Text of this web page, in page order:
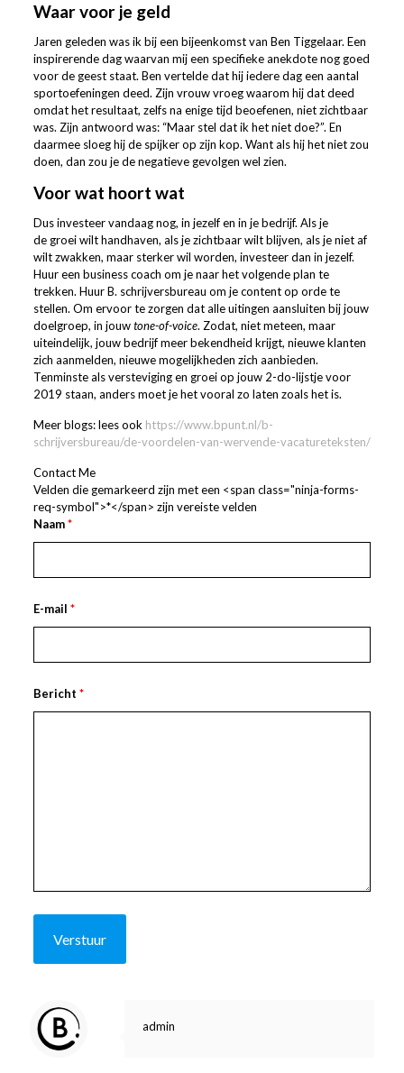
Waar voor je geld
Jaren geleden was ik bij een bijeenkomst van Ben Tiggelaar. Een
inspirerende dag waarvan mij een specifieke anekdote nog goed
voor de geest staat. Ben vertelde dat hij iedere dag een aantal
sportoefeningen deed. Zijn vrouw vroeg waarom hij dat deed
omdat het resultaat, zelfs na enige tijd beoefenen, niet zichtbaar
was. Zijn antwoord was: “Maar stel dat ik het niet doe?”. En
daarmee sloeg hij de spijker op zijn kop. Want als hij het niet zou
doen, dan zou je de negatieve gevolgen wel zien.
Voor wat hoort wat
Dus investeer vandaag nog, in jezelf en in je bedrijf. Als je
de groei wilt handhaven, als je zichtbaar wilt blijven, als je niet af
wilt zwakken, maar sterker wil worden, investeer dan in jezelf.
Huur een business coach om je naar het volgende plan te
trekken. Huur B. schrijversbureau om je content op orde te
stellen. Om ervoor te zorgen dat alle uitingen aansluiten bij jouw
doelgroep, in jouwtone-of-voice. Zodat, niet meteen, maar
uiteindelijk, jouw bedrijf meer bekendheid krijgt, nieuwe klanten
zich aanmelden, nieuwe mogelijkheden zich aanbieden.
Tenminste als versteviging en groei op jouw 2-do-lijstje voor
2019 staan, anders moet je het vooral zo laten zoals het is.
Meer blogs: lees ook https://www.bpunt.nl/b-
schrijversbureau/de-voordelen-van-wervende-vacatureteksten/
Contact Me
Velden die gemarkeerd zijn met een <span class="ninja-forms-
req-symbol">*</span> zijn vereiste velden
Naam*
E-mail *
Bericht *
admin